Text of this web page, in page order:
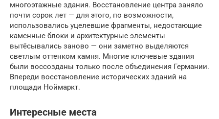
многоэтажные здания. Восстановление центра заняло
почти сорок лет — для этого, по возможности,
использовались уцелевшие фрагменты, недостающие
каменные блоки и архитектурные элементы
вытёсывались заново — они заметно выделяются
светлым оттенком камня. Многие ключевые здания
были воссозданы только после объединения Германии.
Впереди восстановление исторических зданий на
площади Ноймаркт.
Интересные места